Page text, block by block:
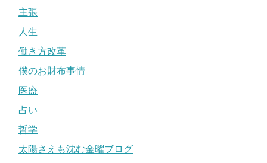
主張
人生
働き方改革
僕のお財布事情
医療
占い
哲学
太陽さえも沈む金曜ブログ